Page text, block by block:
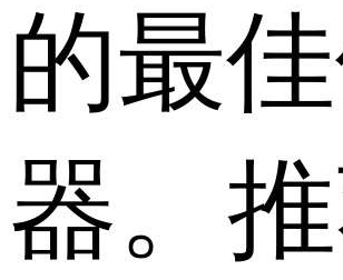
的最
器。